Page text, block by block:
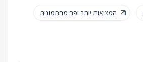
המציאות יותר יפה מהתמונות